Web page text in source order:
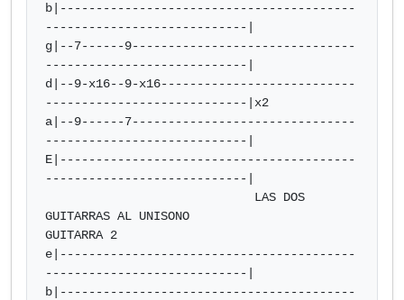
b|-----------------------------------------
----------------------------|
g|--7------9-------------------------------
----------------------------|
d|--9-x16--9-x16---------------------------
----------------------------|x2
a|--9------7-------------------------------
----------------------------|
E|-----------------------------------------
----------------------------|
GUITARRAS AL UNISONO
GUITARRA 2
e|-----------------------------------------
----------------------------|
b|-----------------------------------------